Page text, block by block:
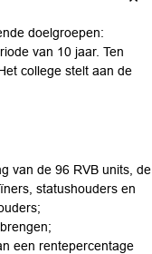
doelgroepen:
van 10 jaar. Ten
college stelt aan de
van de 96 RVB units, de
statushouders en
een rentepercentage